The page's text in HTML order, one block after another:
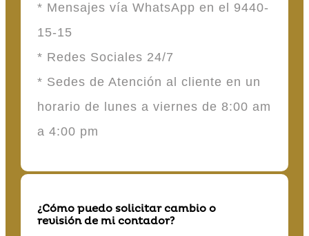
* Mensajes vía WhatsApp en el 9440-
15-15
* Redes Sociales 24/7
* Sedes de Atención al cliente en un
horario de lunes a viernes de 8:00 am
a 4:00 pm
¿Cómo puedo solicitar cambio o
revisión de mi contador?